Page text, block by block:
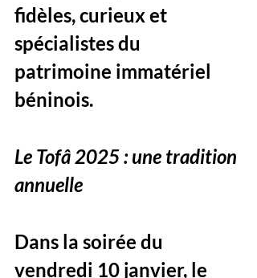
fidèles, curieux et
spécialistes du
patrimoine immatériel
béninois.
Le Tofâ 2025 : une tradition
annuelle
Dans la soirée du
vendredi 10 janvier, le